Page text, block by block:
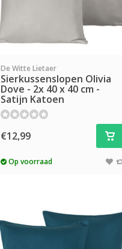
De Witte Lietaer
Sierkussenslopen Olivia
Dove - 2x 40 x 40 cm -
Satijn Katoen
€12,99
Op voorraad